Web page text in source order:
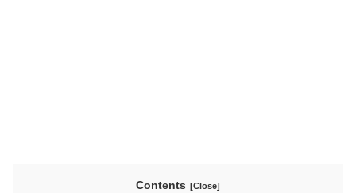
Contents